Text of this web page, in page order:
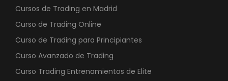
Cursos de Trading en Madrid
Curso de Trading Online
Curso de Trading para Principiantes
Curso Avanzado de Trading
Curso Trading Entrenamientos de Elite